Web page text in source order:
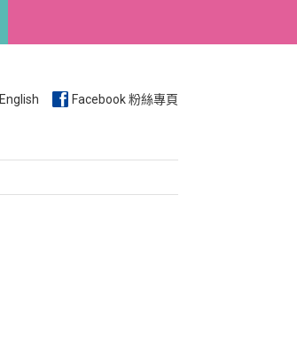
English Facebook 粉絲專頁